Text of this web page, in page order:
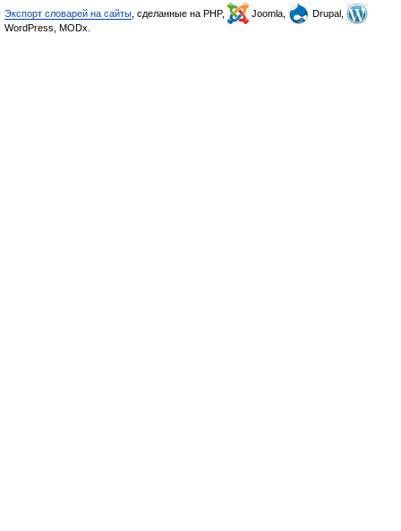
Экспорт словарей на сайты , сделанные на PHP, Joomla,
Drupal,
WordPress, MODx.